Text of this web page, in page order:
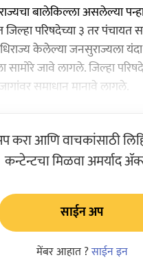
बालेकिल्ला असलेल्या
परिषदेच्या ३ तर पंचायत
केलेल्या जनसुराज्यला
सामोरे जावे लागले. जिल्हा
समाधान मानावे लागले.
करा आणि वाचकांसाठी
कन्टेन्टचा मिळवा अमर्याद
साईन अप
मेंबर आहात ?साईन इन